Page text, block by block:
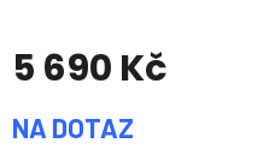
5 690 Kč
cena:
NA DOTAZ